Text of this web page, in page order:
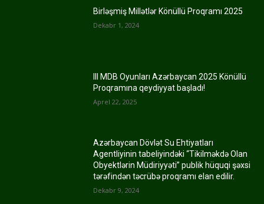
Birləşmiş Millətlər Könüllü Proqramı 2025
Dekabr 1, 2024
III MDB Oyunları Azərbaycan 2025 Könüllü
Proqramına qeydiyyat başladı!
Aprel 22, 2025
Azərbaycan Dövlət Su Ehtiyatları
Agentliyinin tabeliyindəki “Tikilməkdə Olan
Obyektlərin Müdiriyyəti” publik hüquqi şəxsi
tərəfindən təcrübə proqramı elan edilir.
Dekabr 9, 2024